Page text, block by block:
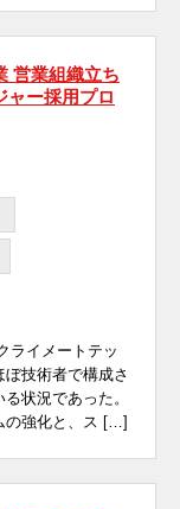
営業組織立ち
ャー採用プロ
ライメートテッ
技術者で構成さ
状況であった。
の強化と、ス […]